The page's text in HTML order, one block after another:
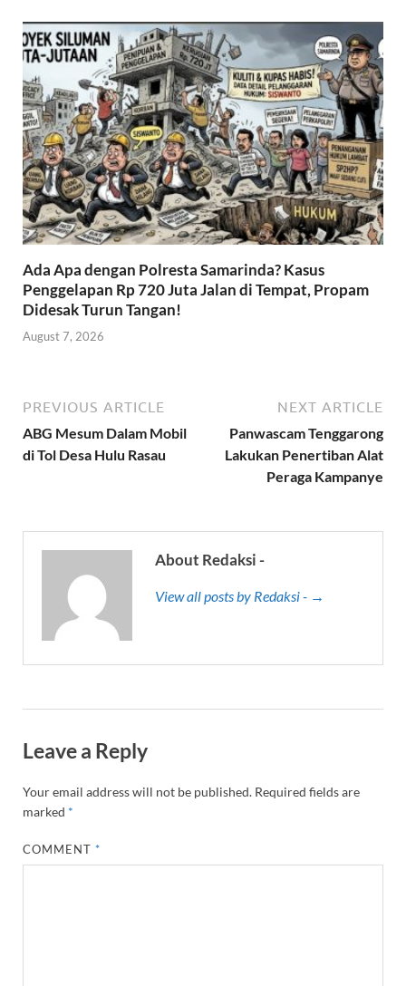
Ada Apa dengan Polresta Samarinda? Kasus
Penggelapan Rp 720 Juta Jalan di Tempat, Propam
Didesak Turun Tangan!
August 7, 2026
PREVIOUS ARTICLE
ABG Mesum Dalam Mobil
di Tol Desa Hulu Rasau
NEXT ARTICLE
Panwascam Tenggarong
Lakukan Penertiban Alat
Peraga Kampanye
About Redaksi -
View all posts by Redaksi - →
Leave a Reply
Your email address will not be published. Required fields are
marked *
COMMENT*